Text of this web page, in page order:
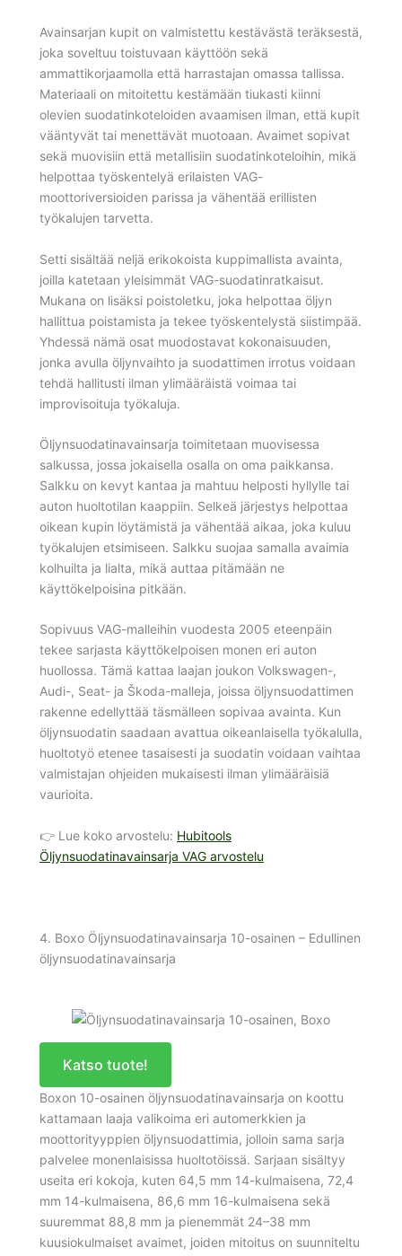
Avainsarjan kupit on valmistettu kestävästä teräksestä,
joka soveltuu toistuvaan käyttöön sekä
ammattikorjaamolla että harrastajan omassa tallissa.
Materiaali on mitoitettu kestämään tiukasti kiinni
olevien suodatinkoteloiden avaamisen ilman, että kupit
vääntyvät tai menettävät muotoaan. Avaimet sopivat
sekä muovisiin että metallisiin suodatinkoteloihin, mikä
helpottaa työskentelyä erilaisten VAG-
moottoriversioiden parissa ja vähentää erillisten
työkalujen tarvetta.
Setti sisältää neljä erikokoista kuppimallista avainta,
joilla katetaan yleisimmät VAG-suodatinratkaisut.
Mukana on lisäksi poistoletku, joka helpottaa öljyn
hallittua poistamista ja tekee työskentelystä siistimpää.
Yhdessä nämä osat muodostavat kokonaisuuden,
jonka avulla öljynvaihto ja suodattimen irrotus voidaan
tehdä hallitusti ilman ylimääräistä voimaa tai
improvisoituja työkaluja.
Öljynsuodatinavainsarja toimitetaan muovisessa
salkussa, jossa jokaisella osalla on oma paikkansa.
Salkku on kevyt kantaa ja mahtuu helposti hyllylle tai
auton huoltotilan kaappiin. Selkeä järjestys helpottaa
oikean kupin löytämistä ja vähentää aikaa, joka kuluu
työkalujen etsimiseen. Salkku suojaa samalla avaimia
kolhuilta ja lialta, mikä auttaa pitämään ne
käyttökelpoisina pitkään.
Sopivuus VAG-malleihin vuodesta 2005 eteenpäin
tekee sarjasta käyttökelpoisen monen eri auton
huollossa. Tämä kattaa laajan joukon Volkswagen-,
Audi-, Seat- ja Škoda-malleja, joissa öljynsuodattimen
rakenne edellyttää täsmälleen sopivaa avainta. Kun
öljynsuodatin saadaan avattua oikeanlaisella työkalulla,
huoltotyö etenee tasaisesti ja suodatin voidaan vaihtaa
valmistajan ohjeiden mukaisesti ilman ylimääräisiä
vaurioita.
👉 Lue koko arvostelu: Hubitools
Öljynsuodatinavainsarja VAG arvostelu
4. Boxo Öljynsuodatinavainsarja 10-osainen – Edullinen
öljynsuodatinavainsarja
Katso tuote!
Boxon 10-osainen öljynsuodatinavainsarja on koottu
kattamaan laaja valikoima eri automerkkien ja
moottorityyppien öljynsuodattimia, jolloin sama sarja
palvelee monenlaisissa huoltotöissä. Sarjaan sisältyy
useita eri kokoja, kuten 64,5 mm 14-kulmaisena, 72,4
mm 14-kulmaisena, 86,6 mm 16-kulmaisena sekä
suuremmat 88,8 mm ja pienemmät 24–38 mm
kuusiokulmaiset avaimet, joiden mitoitus on suunniteltu